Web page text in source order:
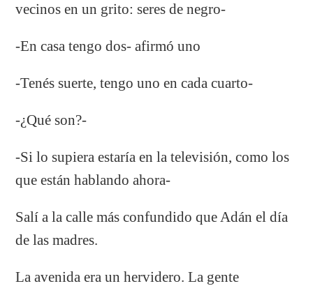
vecinos en un grito: seres de negro-
-En casa tengo dos- afirmó uno
-Tenés suerte, tengo uno en cada cuarto-
-¿Qué son?-
-Si lo supiera estaría en la televisión, como los
que están hablando ahora-
Salí a la calle más confundido que Adán el día
de las madres.
La avenida era un hervidero. La gente